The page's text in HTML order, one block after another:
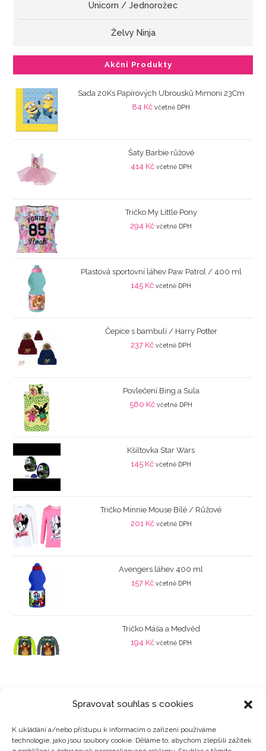
Spravovat souhlas s cookies
K ukládání a/nebo přístupu k informacím o zařízení používáme
technologie, jako jsou soubory cookie. Děláme to, abychom zlepšili zážitek
Unicorn / Jednorožec
Želvy Ninja
Akční Produkty
Sada 20Ks Papírových Ubrousků Mimoni 23Cm
84 Kč včetně DPH
Šaty Barbie růžové
414 Kč včetně DPH
Tričko My Little Pony
294 Kč včetně DPH
Plastová sportovní láhev Paw Patrol / 400 ml
145 Kč včetně DPH
Čepice s bambulí / Harry Potter
237 Kč včetně DPH
Povlečení Bing a Sula
560 Kč včetně DPH
Kšiltovka Star Wars
145 Kč včetně DPH
Tričko Minnie Mouse Bílé / Růžové
201 Kč včetně DPH
Avengers láhev 400 ml
157 Kč včetně DPH
Tričko Máša a Medvěd
194 Kč včetně DPH